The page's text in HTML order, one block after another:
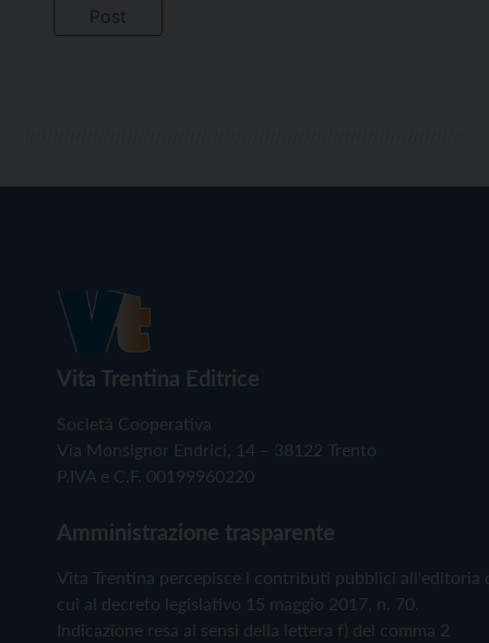
Vita Trentina Editrice
Società Cooperativa
Via Monsignor Endrici, 14 – 38122 Trento
P.IVA e C.F. 00199960220
Amministrazione trasparente
Vita Trentina percepisce i contributi pubblici all'editoria
cui al decreto legislativo 15 maggio 2017, n. 70.
Indicazione resa ai sensi della lettera f) del comma 2